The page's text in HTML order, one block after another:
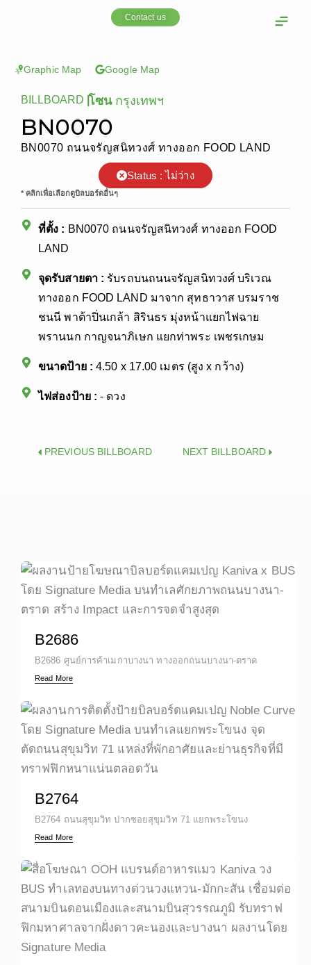
Contact us
Graphic Map Google Map
BILLBOARD |โซน กรุงเทพฯ
BN0070
BN0070 ถนนจรัญสนิทวงศ์ ทางออก FOOD LAND
Status : ไม่ว่าง
* คลิกเพื่อเลือกดูบิลบอร์ดอื่นๆ
ที่ตั้ง : BN0070 ถนนจรัญสนิทวงศ์ ทางออก FOOD
LAND
จุดรับสายตา : รับรถบนถนนจรัญสนิทวงศ์ บริเวณ
ทางออก FOOD LAND มาจาก สุทธาวาส บรมราช
ชนนี พาต้าปิ่นเกล้า สิรินธร มุ่งหน้าแยกไฟฉาย
พรานนก กาญจนาภิเษก แยกท่าพระ เพชรเกษม
ขนาดป้าย : 4.50 x 17.00 เมตร (สูง x กว้าง)
ไฟส่องป้าย : - ดวง
PrevPREVIOUS BILLBOARD NEXT BILLBOARDNext
B2686
B2686 ศูนย์การค้าเมกาบางนา ทางออกถนนบางนา-ตราด
Read More
B2764
B2764 ถนนสุขุมวิท ปากซอยสุขุมวิท 71 แยกพระโขนง
Read More